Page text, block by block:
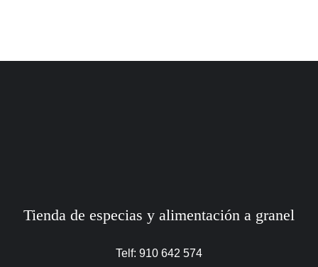
Tienda de especias y alimentación a granel
Telf: 910 642 574